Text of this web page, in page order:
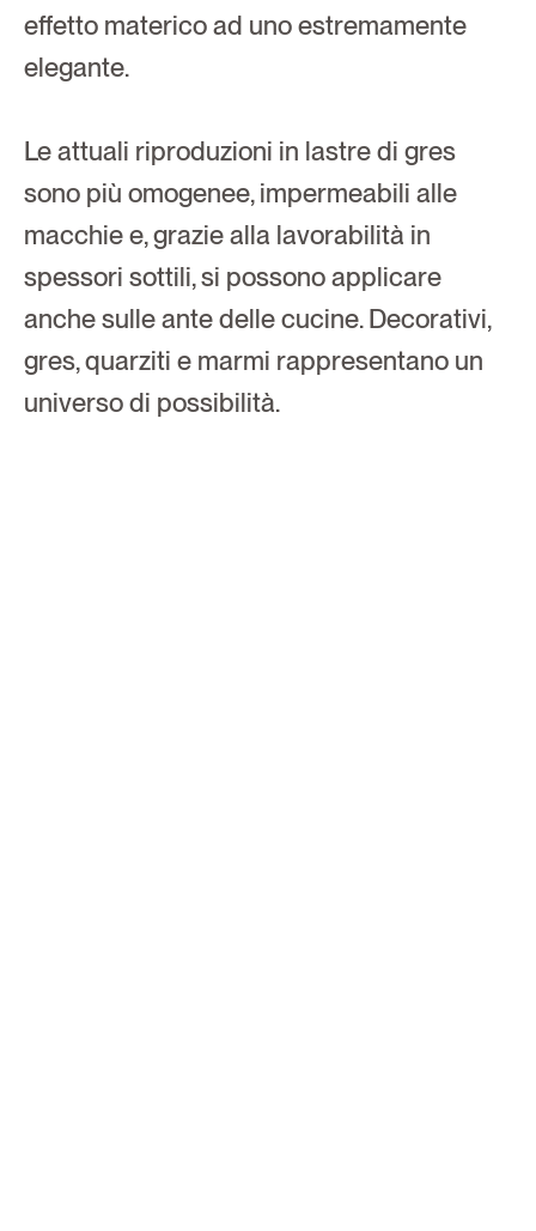
effetto materico ad uno estremamente
elegante.
Le attuali riproduzioni in lastre di gres
sono più omogenee, impermeabili alle
macchie e, grazie alla lavorabilità in
spessori sottili, si possono applicare
anche sulle ante delle cucine. Decorativi,
gres, quarziti e marmi rappresentano un
universo di possibilità.